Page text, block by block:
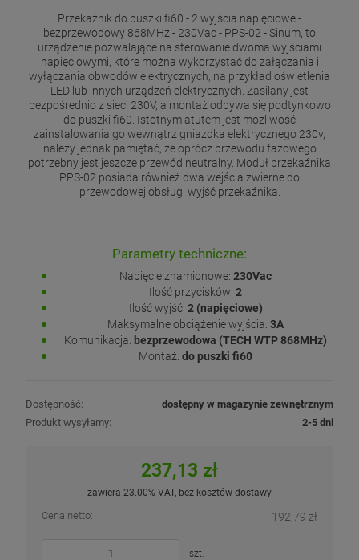
Przekaźnik do puszki fi60 - 2 wyjścia napięciowe -
bezprzewodowy 868MHz - 230Vac - PPS-02 - Sinum, to
urządzenie pozwalające na sterowanie dwoma wyjściami
napięciowymi, które można wykorzystać do załączania i
wyłączania obwodów elektrycznych, na przykład oświetlenia
LED lub innych urządzeń elektrycznych. Zasilany jest
bezpośrednio z sieci 230V, a montaż odbywa się podtynkowo
do puszki fi60. Istotnym atutem jest możliwość
zainstalowania go wewnątrz gniazdka elektrycznego 230v,
należy jednak pamiętać, że oprócz przewodu fazowego
potrzebny jest jeszcze przewód neutralny. Moduł przekaźnika
PPS-02 posiada również dwa wejścia zwierne do
przewodowej obsługi wyjść przekaźnika.
Parametry techniczne:
Napięcie znamionowe: 230Vac
Ilość przycisków: 2
Ilość wyjść: 2 (napięciowe)
Maksymalne obciążenie wyjścia: 3A
Komunikacja: bezprzewodowa (TECH WTP 868MHz)
Montaż: do puszki fi60
Dostępność:
dostępny w magazynie zewnętrznym
Produkt wysyłamy:
2-5 dni
237,13 zł
zawiera 23.00% VAT, bez kosztów dostawy
Cena netto: 192,79 zł
szt.